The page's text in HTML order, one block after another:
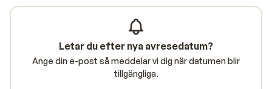
Letar du efter nya avresedatum?
Ange din e-post så meddelar vi dig när datumen blir
tillgängliga.